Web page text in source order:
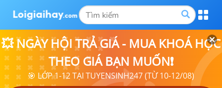
💥 NGÀY HỘI TRẢ GIÁ - MUA KHOÁ HỌC
THEO GIÁ BẠN MUỐN❗
🎯 LỚP 1-12 TẠI TUYENSINH247 (TỪ 10-12/08)